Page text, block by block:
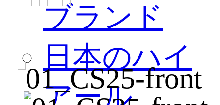
ブランド
日本のハイ
アール